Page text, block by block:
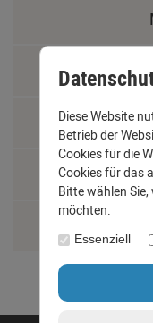
Diese Website
Betrieb der
Cookies für die
Cookies für das
Bitte wählen Sie,
möchten.
Essenziell